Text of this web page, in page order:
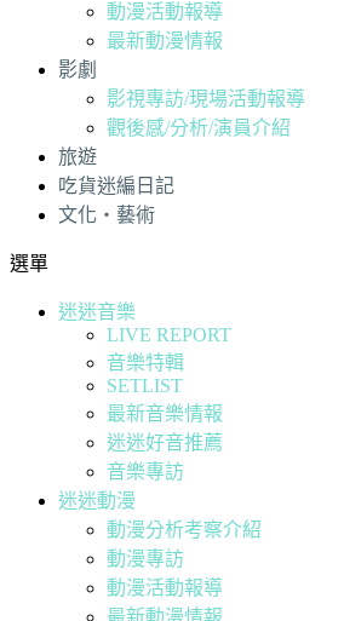
動漫活動報導
最新動漫情報
影劇
影視專訪/現場活動報導
觀後感/分析/演員介紹
旅遊
吃貨迷編日記
文化・藝術
選單
迷迷音樂
LIVE REPORT
音樂特輯
SETLIST
最新音樂情報
迷迷好音推薦
音樂專訪
迷迷動漫
動漫分析考察介紹
動漫專訪
動漫活動報導
最新動漫情報